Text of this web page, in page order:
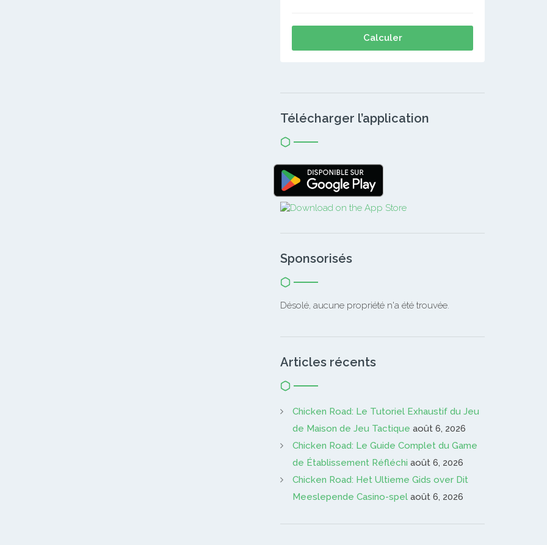
Calculer
Télécharger l’application
Sponsorisés
Désolé, aucune propriété n'a été trouvée.
Articles récents
Chicken Road: Le Tutoriel Exhaustif du Jeu
de Maison de Jeu Tactique août 6, 2026
Chicken Road: Le Guide Complet du Game
de Établissement Réfléchi août 6, 2026
Chicken Road: Het Ultieme Gids over Dit
Meeslepende Casino-spel août 6, 2026